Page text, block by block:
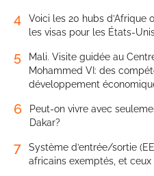
4
Voici les 20 hubs d’Afrique
les visas pour les États-
5
Mali. Visite guidée au
Mohammed VI: des
développement
6
Peut-on vivre avec
Dakar?
7
Système d’entrée/sortie
africains exemptés, et